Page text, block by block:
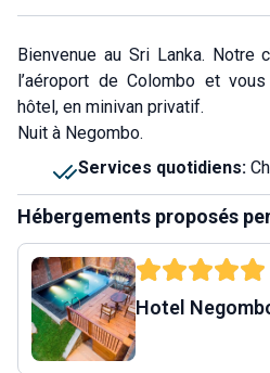
Bienvenue au Sri Lanka. Notre
l’aéroport de Colombo et
hôtel, en minivan privatif.
Nuit à Negombo.
Services quotidiens:
Hébergements proposés
Hotel